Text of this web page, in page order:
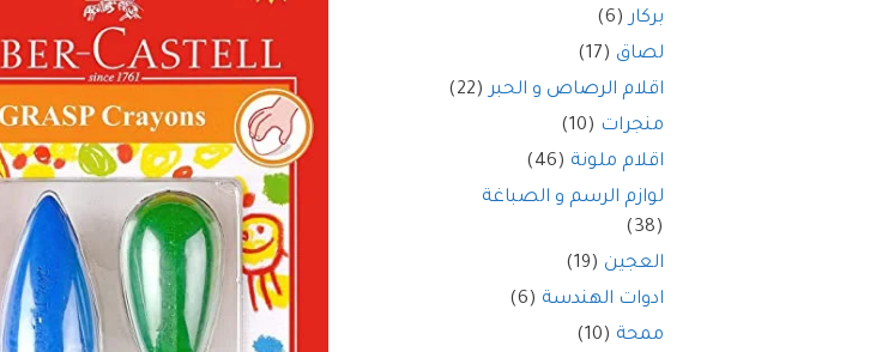
بركار (6)
لصاق (17)
اقلام الرصاص و الحبر (22)
منجرات (10)
اقلام ملونة (46)
لوازم الرسم و الصباغة
(38)
العجين (19)
ادوات الهندسة (6)
ممحة (10)